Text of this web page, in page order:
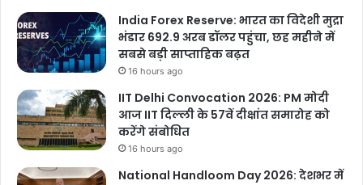
India Forex Reserve: भारत का विदेशी मुद्रा
भंडार 692.9 अरब डॉलर पहुंचा, छह महीने में
सबसे बड़ी साप्ताहिक बढ़त
16 hours ago
IIT Delhi Convocation 2026: PM मोदी
आज IIT दिल्ली के 57वें दीक्षांत समारोह को
करेंगे संबोधित
16 hours ago
National Handloom Day 2026: देशभर में